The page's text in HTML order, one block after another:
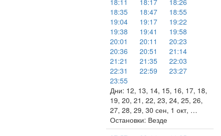
18:11
18:17
18:26
18:35
18:47
18:55
19:04
19:17
19:22
19:38
19:41
19:58
20:01
20:11
20:23
20:36
20:51
21:14
21:21
21:35
22:03
22:31
22:59
23:27
23:55
Дни: 12, 13, 14, 15, 16, 17, 18,
19, 20, 21, 22, 23, 24, 25, 26,
27, 28, 29, 30 сен, 1 окт, …
Остановки: Везде